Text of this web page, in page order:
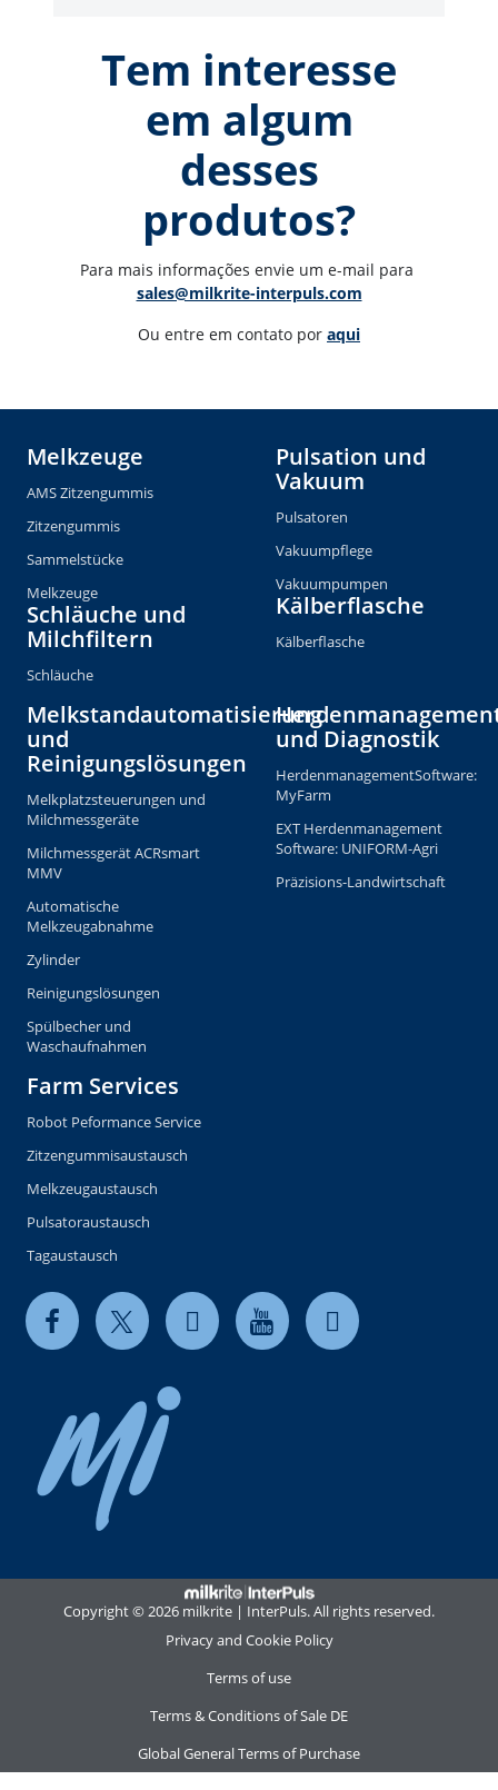
Tem interesse
em algum
desses
produtos?
Para mais informações envie um e-mail para
sales@milkrite-interpuls.com
Ou entre em contato por aqui
Melkzeuge
AMS Zitzengummis
Zitzengummis
Sammelstücke
Melkzeuge
Schläuche und
Milchfiltern
Schläuche
Pulsation und
Vakuum
Pulsatoren
Vakuumpflege
Vakuumpumpen
Kälberflasche
Kälberflasche
Melkstandautomatisierung
und
Reinigungslösungen
Melkplatzsteuerungen und
Milchmessgeräte
Milchmessgerät ACRsmart
MMV
Automatische
Melkzeugabnahme
Zylinder
Reinigungslösungen
Spülbecher und
Waschaufnahmen
und Diagnostik
HerdenmanagementSoftware:
MyFarm
EXT Herdenmanagement
Software: UNIFORM-Agri
Präzisions-Landwirtschaft
Farm Services
Robot Peformance Service
Zitzengummisaustausch
Melkzeugaustausch
Pulsatoraustausch
Tagaustausch
Copyright © 2026 milkrite | InterPuls. All rights reserved.
Privacy and Cookie Policy
Terms of use
Terms & Conditions of Sale DE
Global General Terms of Purchase